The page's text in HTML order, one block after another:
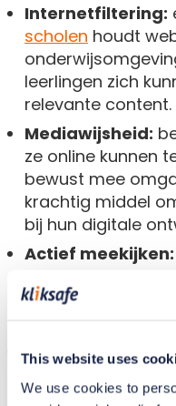
This website uses
We use cookies to
Internetfiltering:
scholen houdt
leerlingen zich
relevante content.
Mediawijsheid:
ze online kunnen
bewust mee
krachtig middel
bij hun digitale
Actief meekijken:
begeleiden
Heldere
school past bij de